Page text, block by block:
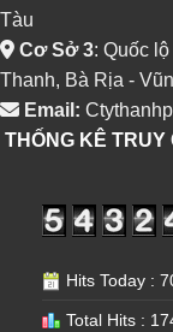
Tàu
Cơ Sở 3: Quốc
Thanh, Bà Rịa -
Email:
THỐNG KÊ TRUY
Hits Today :
Total Hits :